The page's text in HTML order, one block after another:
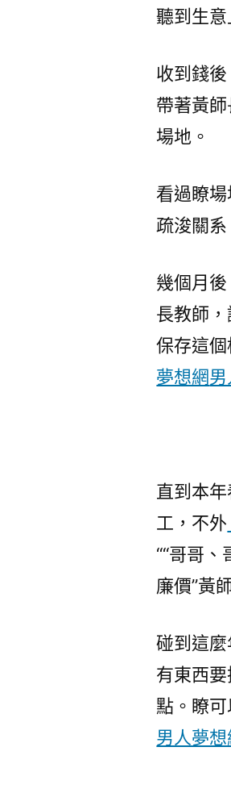
聽到生
收到錢
帶著黃
場地。
看過瞭
疏浚關
幾個月
長教師
保存這
夢想網
直到本
工，不外
““哥哥
廉價”黃
碰到這
有東西
點。瞭
男人夢想